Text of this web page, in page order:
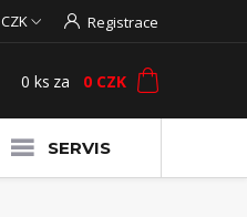
CZK Registrace
0 ks za 0 CZK
SERVIS